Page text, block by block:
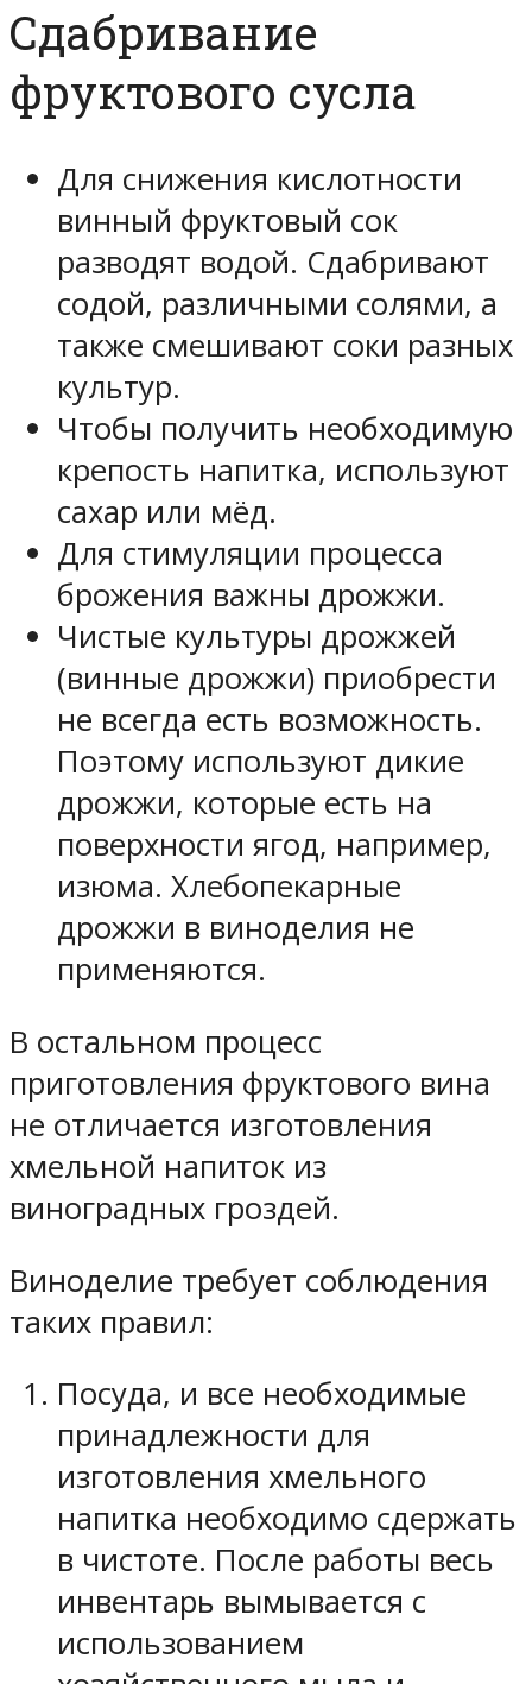
Сдабривание
фруктового сусла
Для снижения кислотности
винный фруктовый сок
разводят водой. Сдабривают
содой, различными солями, а
также смешивают соки разных
культур.
Чтобы получить необходимую
крепость напитка, используют
сахар или мёд.
Для стимуляции процесса
брожения важны дрожжи.
Чистые культуры дрожжей
(винные дрожжи) приобрести
не всегда есть возможность.
Поэтому используют дикие
дрожжи, которые есть на
поверхности ягод, например,
изюма. Хлебопекарные
дрожжи в виноделия не
применяются.
В остальном процесс
приготовления фруктового вина
не отличается изготовления
хмельной напиток из
виноградных гроздей.
Виноделие требует соблюдения
таких правил:
Посуда, и все необходимые
принадлежности для
изготовления хмельного
напитка необходимо сдержать
в чистоте. После работы весь
инвентарь вымывается с
использованием